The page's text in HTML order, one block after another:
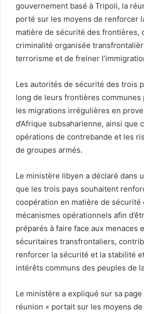
gouvernement basé à Tripoli, la
porté sur les moyens de renforcer
matière de sécurité des frontières,
criminalité organisée
terrorisme et de freiner
Les autorités de sécurité des trois
long de leurs frontières
les migrations irrégulières en
d’Afrique subsaharienne, ainsi que
opérations de contrebande et les
de groupes armés.
Le ministère libyen a déclaré dans
que les trois pays souhaitent
coopération en matière de sécurité
mécanismes opérationnels afin
préparés à faire face aux menaces
sécuritaires transfrontaliers,
renforcer la sécurité et la stabilité
intérêts communs des peuples de
Le ministère a expliqué sur sa
réunion « portait sur les moyens